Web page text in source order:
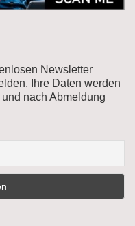
Newsletter
Ihre Daten werden
nach Abmeldung